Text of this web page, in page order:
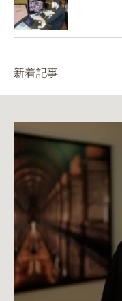
新着記事